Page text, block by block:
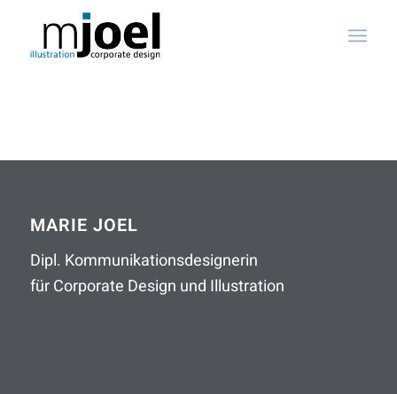
MARIE JOEL
Dipl. Kommunikationsdesignerin
für Corporate Design und Illustration